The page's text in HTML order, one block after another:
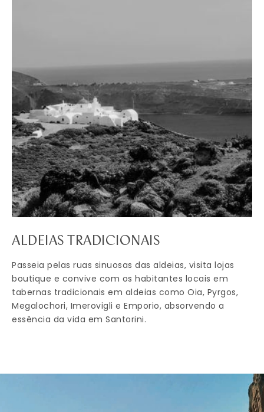
ALDEIAS TRADICIONAIS
Passeia pelas ruas sinuosas das aldeias, visita lojas
boutique e convive com os habitantes locais em
tabernas tradicionais em aldeias como Oia, Pyrgos,
Megalochori, Imerovigli e Emporio, absorvendo a
essência da vida em Santorini.